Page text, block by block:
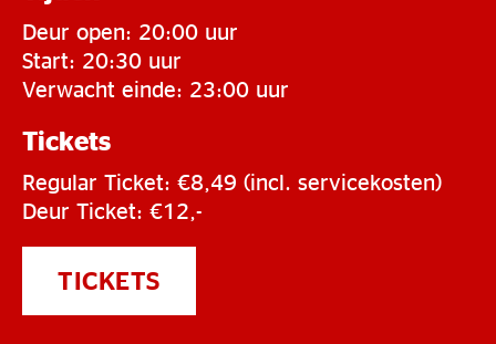
Deur open: 20:00 uur
Start: 20:30 uur
Verwacht einde: 23:00 uur
Tickets
Regular Ticket: €8,49 (incl. servicekosten)
Deur Ticket: €12,-
TICKETS